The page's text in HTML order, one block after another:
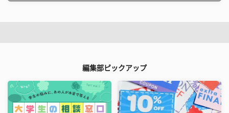
編集部ピックアップ